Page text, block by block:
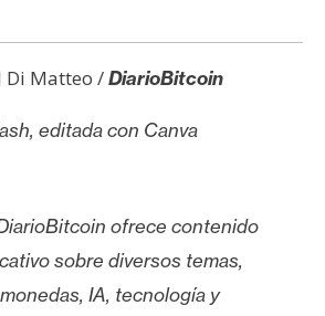
Di Matteo /DiarioBitcoin
editada con Canva
ofrece contenido
sobre diversos temas,
IA, tecnología y